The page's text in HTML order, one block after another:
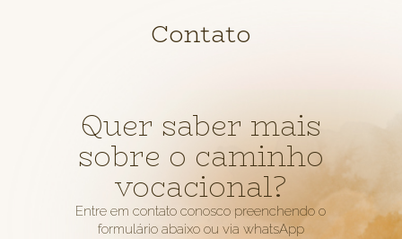
Contato
Quer saber mais
sobre o caminho
vocacional?
Entre em contato conosco preenchendo o
formulário abaixo ou via whatsApp